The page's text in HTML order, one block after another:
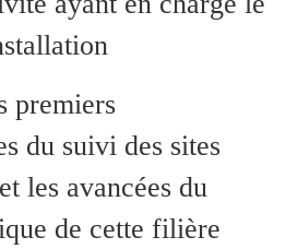
premiers
du suivi des sites
les avancées du
de cette filière